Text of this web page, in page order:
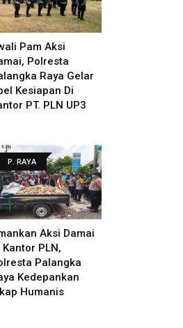
Pam Aksi
Polresta
Raya Gelar
Kesiapan Di
PT. PLN UP3
P. RAYA
Aksi Damai
Kantor PLN,
Palangka
Kedepankan
Humanis